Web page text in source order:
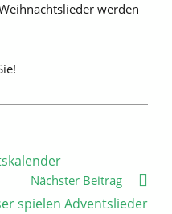
werden
Nächster Beitrag
spielen Adventslieder